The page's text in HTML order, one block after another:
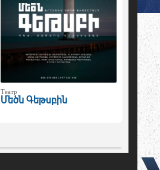
Театр
Մեծն Գեթսբին